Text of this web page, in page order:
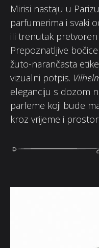
Mirisi nastaju u
parfumerima i svaki
ili trenutak pretvoren
Prepoznatljive
žuto-narančasta
vizualni potpis.
eleganciju s dozom
parfeme koji bude
kroz vrijeme i prostor.